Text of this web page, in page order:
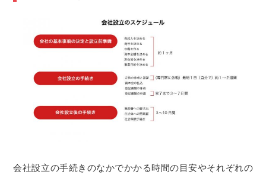
会社設立の手続きのなかでかかる時間の目安やそれぞれの